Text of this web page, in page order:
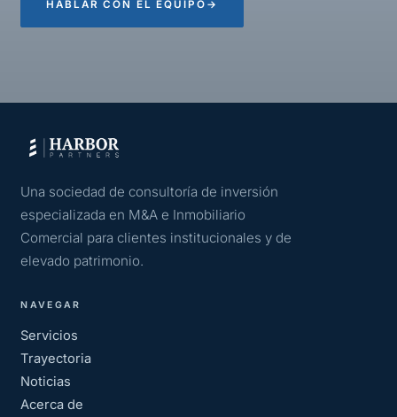
HABLAR CON EL EQUIPO →
Una sociedad de consultoría de inversión
especializada en M&A e Inmobiliario
Comercial para clientes institucionales y de
elevado patrimonio.
NAVEGAR
Servicios
Trayectoria
Noticias
Acerca de